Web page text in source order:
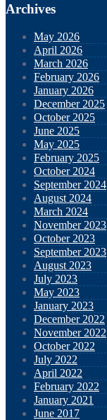
Archives
May 2026
April 2026
March 2026
February 2026
January 2026
December 2025
October 2025
June 2025
May 2025
February 2025
October 2024
September 2024
August 2024
March 2024
November 2023
October 2023
September 2023
August 2023
July 2023
May 2023
January 2023
December 2022
November 2022
October 2022
July 2022
April 2022
February 2022
January 2021
June 2017